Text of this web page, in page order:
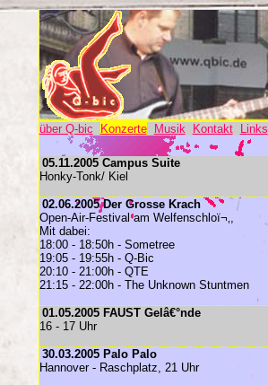
über Q-bic Konzerte Musik Kontakt Links
05.11.2005 Campus Suite
Honky-Tonk/ Kiel
02.06.2005 Der Grosse Krach
Open-Air-Festival am Welfenschloï¬‚,
Mit dabei:
18:00 - 18:50h - Sometree
19:05 - 19:55h - Q-Bic
20:10 - 21:00h - QTE
21:15 - 22:00h - The Unknown Stuntmen
01.05.2005 FAUST Gelâ€°nde
16 - 17 Uhr
30.03.2005 Palo Palo
Hannover - Raschplatz, 21 Uhr